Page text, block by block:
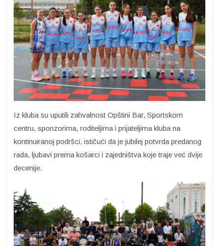
Iz kluba su uputili zahvalnost Opštini Bar, Sportskom
centru, sponzorima, roditeljima i prijateljima kluba na
kontinuiranoj podršci, ističući da je jubilej potvrda predanog
rada, ljubavi prema košarci i zajedništva koje traje već dvije
decenije.